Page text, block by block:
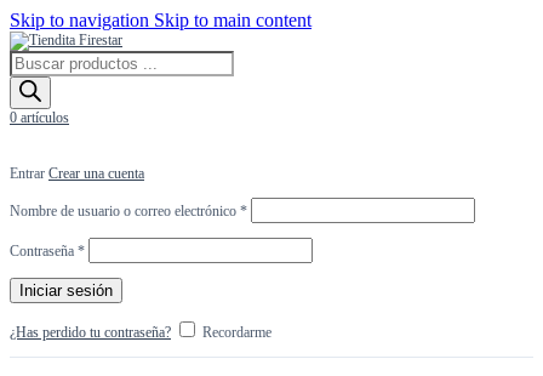
Skip to navigation Skip to main content
Búsqueda
de
productos
0 artículos
Entrar Crear una cuenta
Nombre de usuario o correo electrónico *Obligatorio
Contraseña *Obligatorio
Iniciar sesión
¿Has perdido tu contraseña? Recordarme